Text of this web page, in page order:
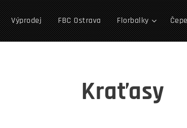
Výprodej FBC Ostrava Florbalky
Kraťasy